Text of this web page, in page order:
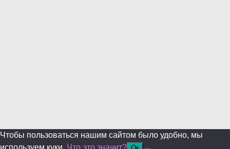
Чтобы пользоваться нашим сайтом было удобно, мы
используем куки. Что это значит? Ок